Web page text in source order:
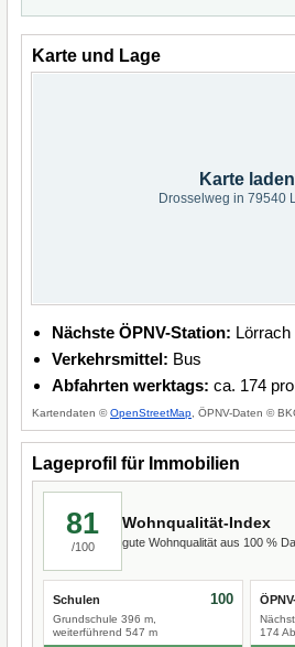
Karte und Lage
Karte laden
Drosselweg in 79540
Nächste ÖPNV-Station: Lörrach
Verkehrsmittel: Bus
Abfahrten werktags: ca. 174
Kartendaten ©OpenStreetMap , ÖPNV-Daten ©
Lageprofil für Immobilien
81
/100
Wohnqualität-Index
gute Wohnqualität aus 100 %
Schulen
Grundschule 396 m,
weiterführend 547 m
100
174